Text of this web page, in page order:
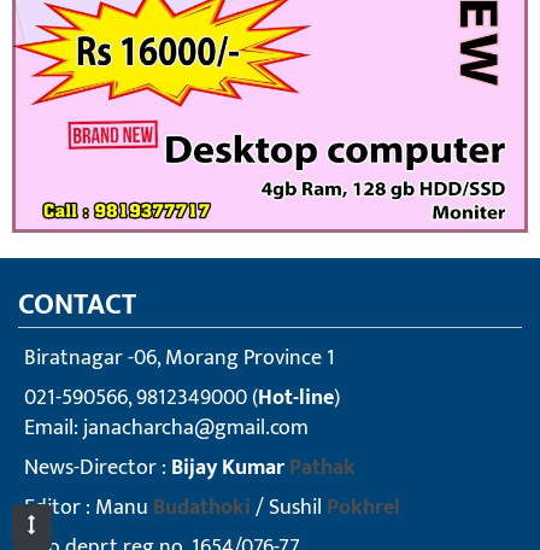
CONTACT
Biratnagar -06, Morang Province 1
021-590566, 9812349000 (Hot-line)
Email:janacharcha@gmail.com
News-Director : Bijay KumarPathak
Editor : Manu Budathoki/ Sushil Pokhrel